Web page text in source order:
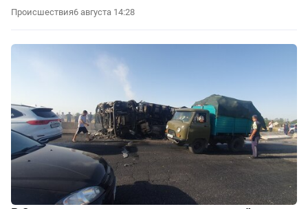
Происшествия6 августа 14:28